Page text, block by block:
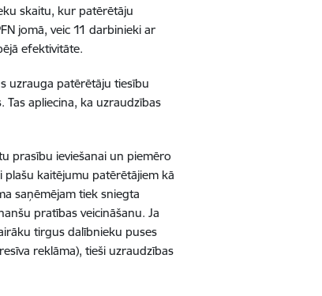
skaitu, kur patērētāju
jomā, veic 11 darbinieki ar
efektivitāte.
uzrauga patērētāju tiesību
Tas apliecina, ka uzraudzības
prasību ieviešanai un piemēro
kaitējumu patērētājiem kā
saņēmējam tiek sniegta
pratības veicināšanu. Ja
tirgus dalībnieku puses
reklāma), tieši uzraudzības